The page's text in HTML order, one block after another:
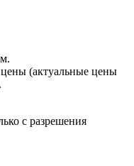
(актуальные цены
с разрешения